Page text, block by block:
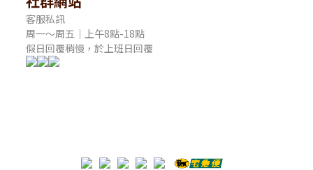
客服私訊
周一～周五｜上午8點-18點
假日回覆稍慢，於上班日回覆